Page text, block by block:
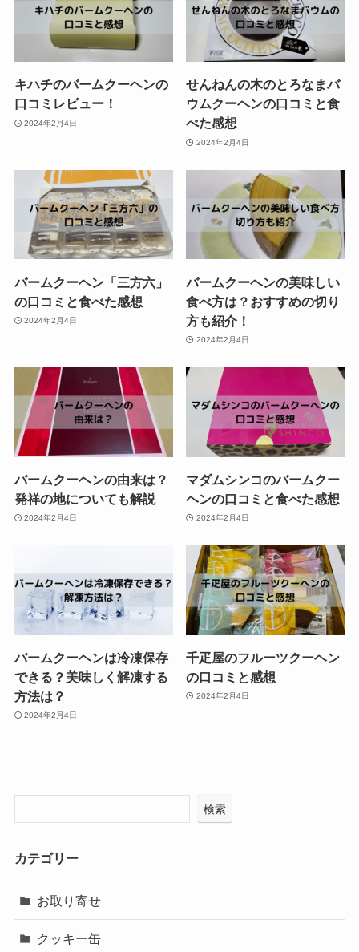
キハチのバームクーヘンの
口コミレビュー！
2024年2月4日
せんねんの木のとろなまバ
ウムクーヘンの口コミと食
べた感想
2024年2月4日
バームクーヘン「三方六」
の口コミと食べた感想
2024年2月4日
バームクーヘンの美味しい
食べ方は？おすすめの切り
方も紹介！
2024年2月4日
バームクーヘンの由来は？
発祥の地についても解説
2024年2月4日
マダムシンコのバームクー
ヘンの口コミと食べた感想
2024年2月4日
バームクーヘンは冷凍保存
できる？美味しく解凍する
方法は？
2024年2月4日
千疋屋のフルーツクーヘン
の口コミと感想
2024年2月4日
検索
カテゴリー
お取り寄せ
クッキー缶